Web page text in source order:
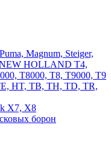
Magnum, Steiger,
NEW HOLLAND T4,
T8000, T8, T9000, T9
HT, TB, TH, TD, TR,
X7, X8
борон